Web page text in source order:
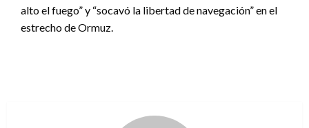
alto el fuego” y “socavó la libertad de navegación” en el
estrecho de Ormuz.